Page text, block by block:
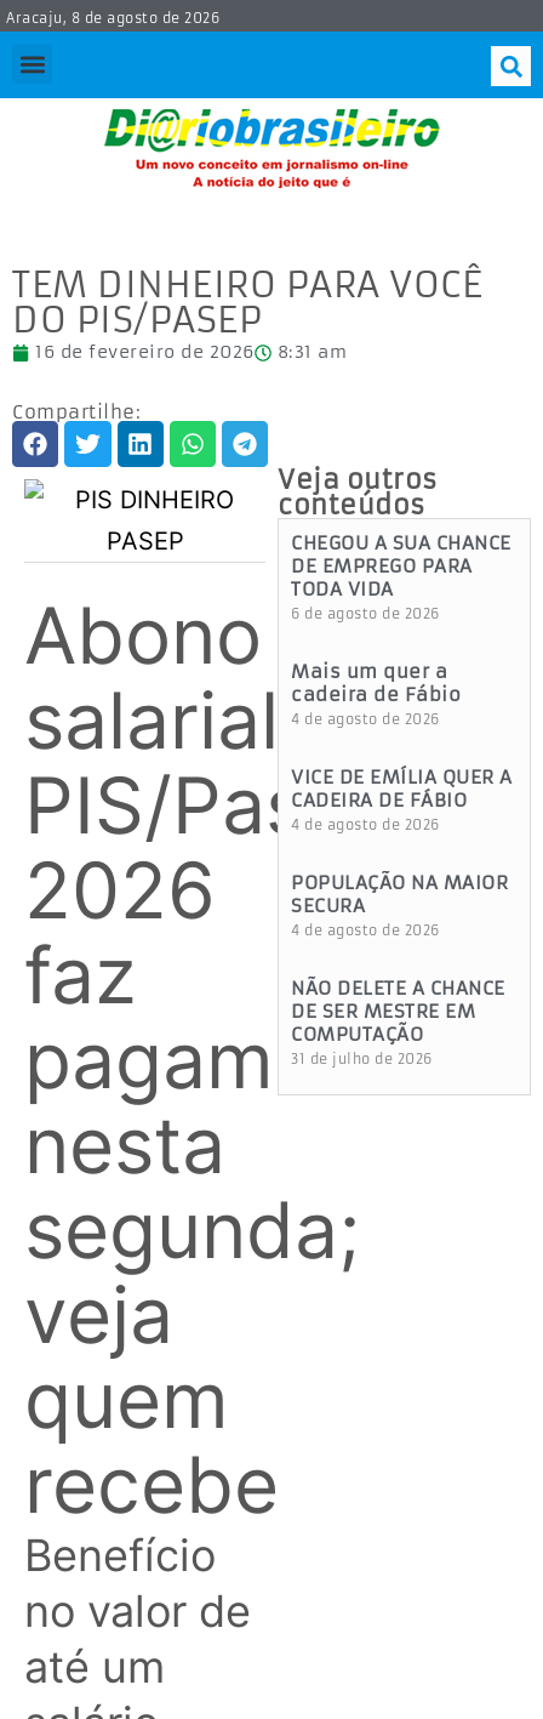
Aracaju, 8 de agosto de 2026
TEM DINHEIRO PARA VOCÊ
DO PIS/PASEP
16 de fevereiro de 2026 8:31 am
Compartilhe:
Abono
salarial
PIS/Pasep
2026
faz
pagamento
nesta
segunda;
veja
quem
recebe
Benefício
no valor de
até um
Veja outros
conteúdos
CHEGOU A SUA CHANCE
DE EMPREGO PARA
TODA VIDA
6 de agosto de 2026
Mais um quer a
cadeira de Fábio
4 de agosto de 2026
VICE DE EMÍLIA QUER A
CADEIRA DE FÁBIO
4 de agosto de 2026
POPULAÇÃO NA MAIOR
SECURA
4 de agosto de 2026
NÃO DELETE A CHANCE
DE SER MESTRE EM
COMPUTAÇÃO
31 de julho de 2026